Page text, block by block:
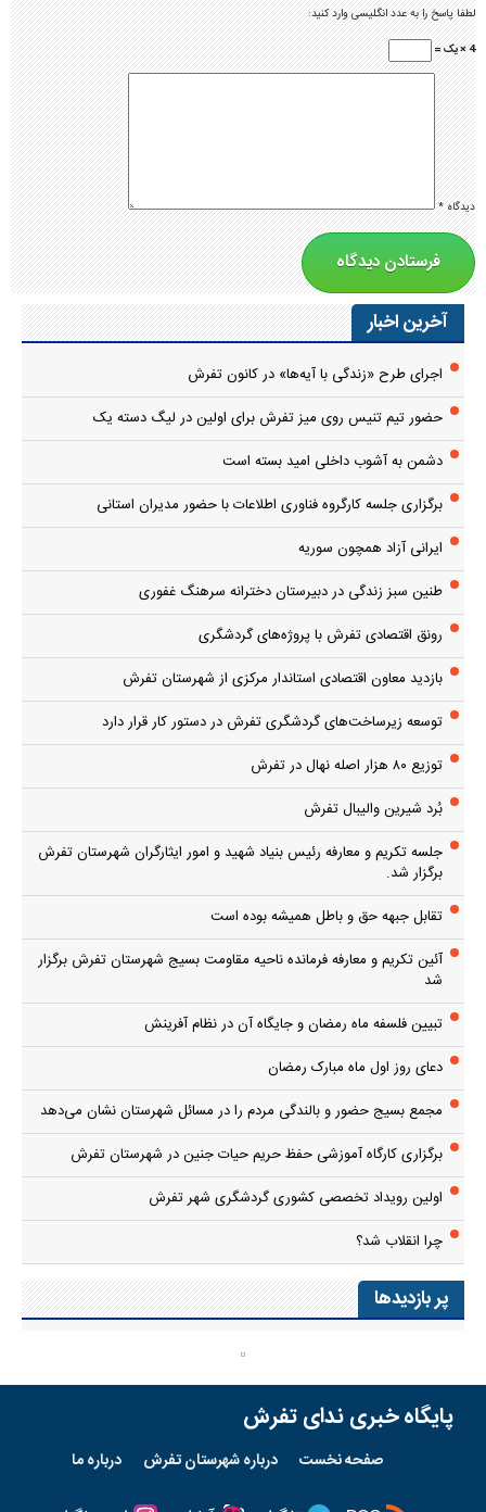
لطفا پاسخ را به عدد انگلیسی وارد کنید:
4 × یک =
دیدگاه*
آخرین اخبار
اجرای طرح «زندگی با آیه‌ها» در کانون تفرش
حضور تیم تنیس روی میز تفرش برای اولین در لیگ دسته یک
دشمن به آشوب داخلی امید بسته است
برگزاری جلسه کارگروه فناوری اطلاعات با حضور مدیران استانی
ایرانی آزاد همچون سوریه
طنین سبز زندگی در دبیرستان دخترانه سرهنگ غفوری
رونق اقتصادی تفرش با پروژه‌های گردشگری
بازدید معاون اقتصادی استاندار مرکزی از شهرستان تفرش
توسعه زیرساخت‌های گردشگری تفرش در دستور کار قرار دارد
توزیع ۸۰ هزار اصله نهال در تفرش
بُرد شیرین والیبال تفرش
جلسه تکریم و معارفه رئیس بنیاد شهید و امور ایثارگران شهرستان تفرش
برگزار شد.
تقابل جبهه حق و باطل همیشه بوده است
آئین تکریم و معارفه فرمانده ناحیه مقاومت بسیج شهرستان تفرش برگزار
شد
تبیین فلسفه ماه رمضان و جایگاه آن در نظام آفرینش
دعای روز اول ماه مبارک رمضان
مجمع بسیج حضور و بالندگی مردم را در مسائل شهرستان نشان می‌دهد
برگزاری کارگاه آموزشی حفظ حریم حیات جنین در شهرستان تفرش
اولین رویداد تخصصی کشوری گردشگری شهر تفرش
چرا انقلاب شد؟
پر بازدیدها
پایگاه خبری ندای تفرش
صفحه نخست درباره شهرستان تفرش درباره ما